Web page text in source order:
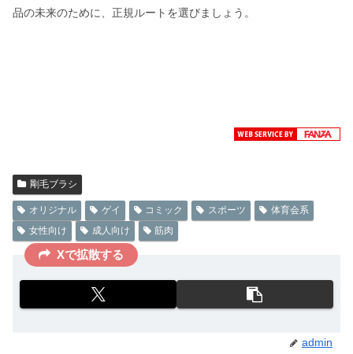
品の未来のために、正規ルートを選びましょう。
剛毛ブラシ
オリジナル ゲイ コミック スポーツ
体育会系
女性向け
成人向け 筋肉
Xで拡散する
admin